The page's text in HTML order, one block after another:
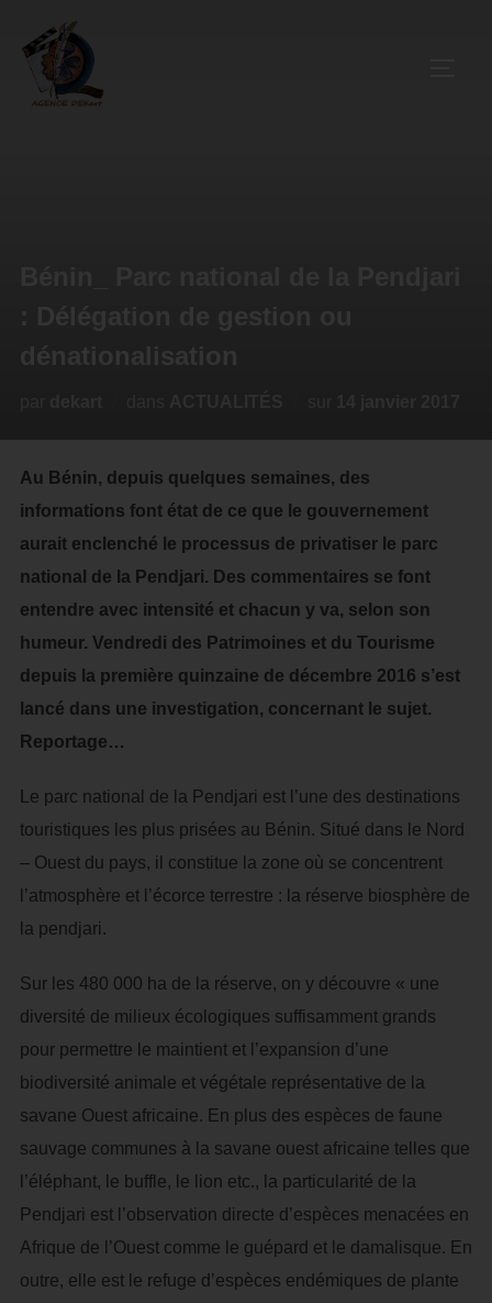
Au Bénin, depuis quelques semaines, des
informations font état de ce que le gouvernement
aurait enclenché le processus de privatiser le parc
national de la Pendjari. Des commentaires se font
entendre avec intensité et chacun y va, selon son
humeur. Vendredi des Patrimoines et du Tourisme
depuis la première quinzaine de décembre 2016 s’est
lancé dans une investigation, concernant le sujet.
Reportage…
Le parc national de la Pendjari est l’une des destinations
touristiques les plus prisées au Bénin. Situé dans le Nord
– Ouest du pays, il constitue la zone où se concentrent
l’atmosphère et l’écorce terrestre : la réserve biosphère de
la pendjari.
Sur les 480 000 ha de la réserve, on y découvre « une
diversité de milieux écologiques suffisamment grands
pour permettre le maintient et l’expansion d’une
biodiversité animale et végétale représentative de la
savane Ouest africaine. En plus des espèces de faune
sauvage communes à la savane ouest africaine telles que
l’éléphant, le buffle, le lion etc., la particularité de la
Pendjari est l’observation directe d’espèces menacées en
Afrique de l’Ouest comme le guépard et le damalisque. En
outre, elle est le refuge d’espèces endémiques de plante